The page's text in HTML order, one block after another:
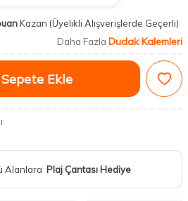
Kazan (Üyelikli Alışverişlerde Geçerli)
Daha Fazla Dudak Kalemleri
Sepete Ekle
Alanlara Plaj Çantası Hediye